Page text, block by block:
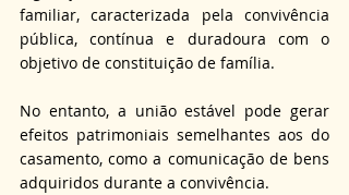
familiar, caracterizada pela convivência
pública, contínua e duradoura com o
objetivo de constituição de família.
No entanto, a união estável pode gerar
efeitos patrimoniais semelhantes aos do
casamento, como a comunicação de bens
adquiridos durante a convivência.